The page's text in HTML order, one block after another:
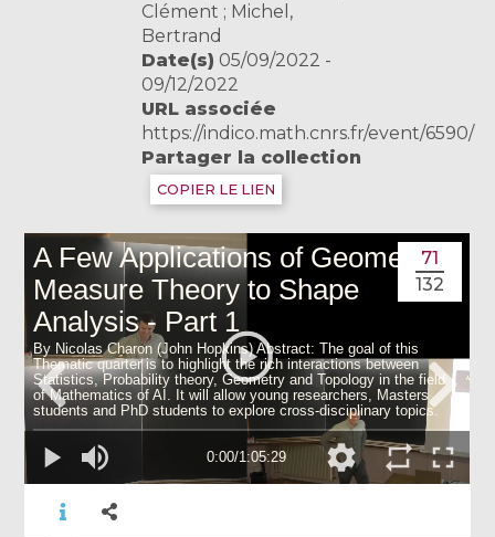
Clément ; Michel,
Bertrand
Date(s) 05/09/2022 -
09/12/2022
URL associée
https://indico.math.cnrs.fr/event/6590/
Partager la collection
COPIER LE LIEN
71
132